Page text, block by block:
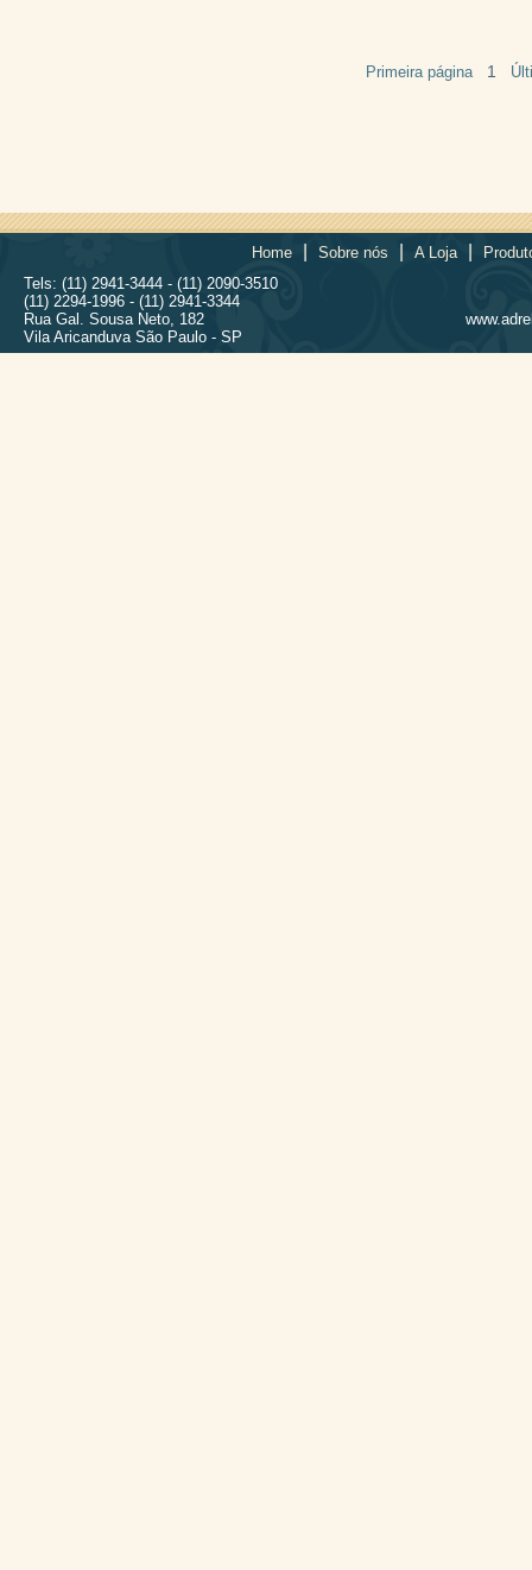
Primeira página 1
Home Sobre nós A Loja
Tels: (11) 2941-3444 - (11) 2090-3510
(11) 2294-1996 - (11) 2941-3344
Rua Gal. Sousa Neto, 182
Vila Aricanduva São Paulo - SP